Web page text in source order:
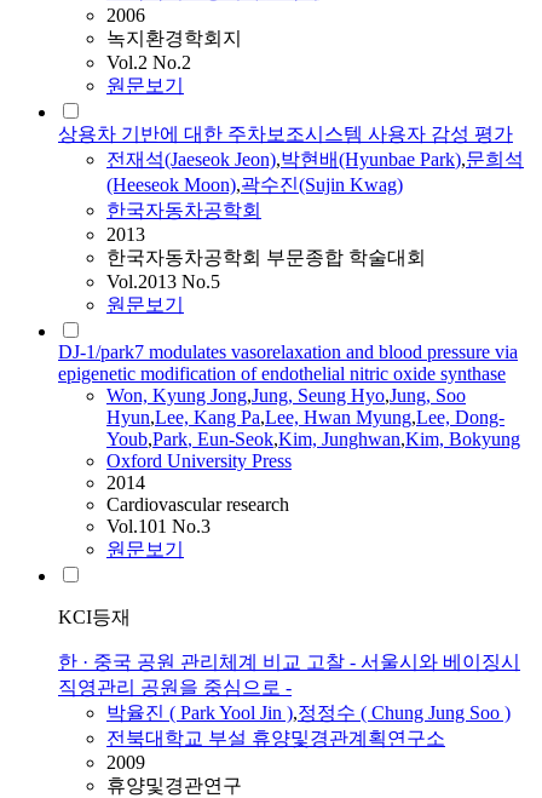
2006
녹지환경학회지
Vol.2 No.2
원문보기
상용차 기반에 대한 주차보조시스템 사용자 감성 평가
전재석(Jaeseok Jeon),박현배(Hyunbae Park),문희석
(Heeseok Moon),곽수진(Sujin Kwag)
한국자동차공학회
2013
한국자동차공학회 부문종합 학술대회
Vol.2013 No.5
원문보기
DJ-1/park7 modulates vasorelaxation and blood pressure via
epigenetic modification of endothelial nitric oxide synthase
Won, Kyung Jong,Jung, Seung Hyo,Jung, Soo
Hyun,Lee, Kang Pa,Lee, Hwan Myung,Lee, Dong-
Youb,Park, Eun-Seok,Kim, Junghwan,Kim, Bokyung
Oxford University Press
2014
Cardiovascular research
Vol.101 No.3
원문보기
KCI등재
한 · 중국 공원 관리체계 비교 고찰 - 서울시와 베이징시
직영관리 공원을 중심으로 -
박율진 ( ParkYool Jin ),정정수 ( Chung Jung Soo )
전북대학교 부설 휴양및경관계획연구소
2009
휴양및경관연구